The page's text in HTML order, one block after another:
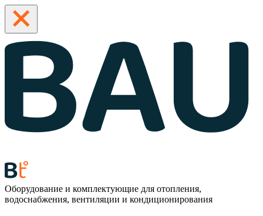
Оборудование и комплектующие для отопления,
водоснабжения, вентиляции и кондиционирования